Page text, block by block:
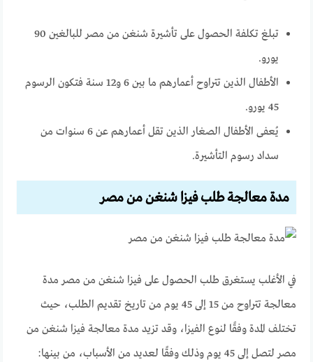
تبلغ تكلفة الحصول على تأشيرة شنغن من مصر للبالغين 90
يورو.
الأطفال الذين تتراوح أعمارهم ما بين 6 و12 سنة فتكون الرسوم
45 يورو.
يُعفى الأطفال الصغار الذين تقل أعمارهم عن 6 سنوات من
سداد رسوم التأشيرة.
مدة معالجة طلب فيزا شنغن من مصر
في الأغلب يستغرق طلب الحصول على فيزا شنغن من مصر مدة
معالجة تتراوح من 15 إلى 45 يوم من تاريخ تقديم الطلب، حيث
تختلف المدة وفقًا لنوع الفيزا، وقد تزيد مدة معالجة فيزا شنغن من
مصر لتصل إلى 45 يوم وذلك وفقًا لعديد من الأسباب، من بينها: